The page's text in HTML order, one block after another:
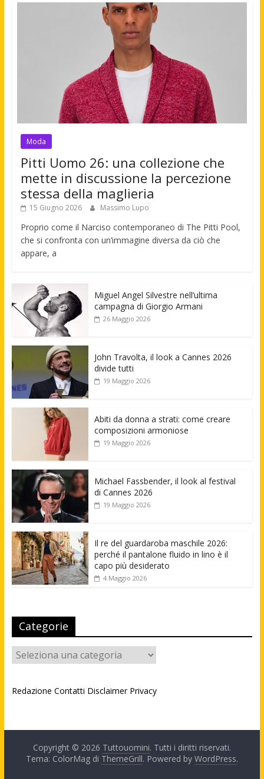
Moda
Pitti Uomo 26: una collezione che
mette in discussione la percezione
stessa della maglieria
15 Giugno 2026 Massimo Lupo
Proprio come il Narciso contemporaneo di The Pitti Pool,
che si confronta con un’immagine diversa da ciò che
appare, a
Miguel Angel Silvestre nell’ultima
campagna di Giorgio Armani
26 Maggio 2026
John Travolta, il look a Cannes 2026
divide tutti
19 Maggio 2026
Abiti da donna a strati: come creare
composizioni armoniose
19 Maggio 2026
Michael Fassbender, il look al festival
di Cannes 2026
19 Maggio 2026
Il re del guardaroba maschile 2026:
perché il pantalone fluido in lino è il
capo più desiderato
4 Maggio 2026
Categorie
Categorie
Redazione Contatti Disclaimer Privacy
Copyright © 2026 Tuttouomini. Tutti i diritti riservati.
Tema: ColorMag di ThemeGrill. Powered by WordPress.